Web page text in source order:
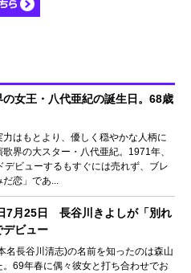
女王・八代亜紀の誕生日。68歳
はもとより、優しく穏やかな人柄に
界の大スター・八代亜紀。1971年、
デビューするもすぐには売れず、ブレ
恋」であ...
7月25日 長谷川きよしが「別れ
デビュー
名長谷川清志)の名前を知ったのは森山
。69年春に偶々彼女と打ち合わせでお